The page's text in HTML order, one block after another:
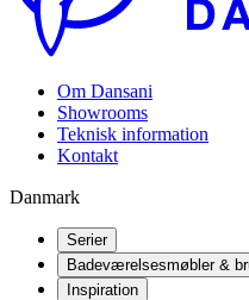
Om Dansani
Showrooms
Teknisk information
Kontakt
Danmark
Serier
Badeværelsesmøbler &
Inspiration